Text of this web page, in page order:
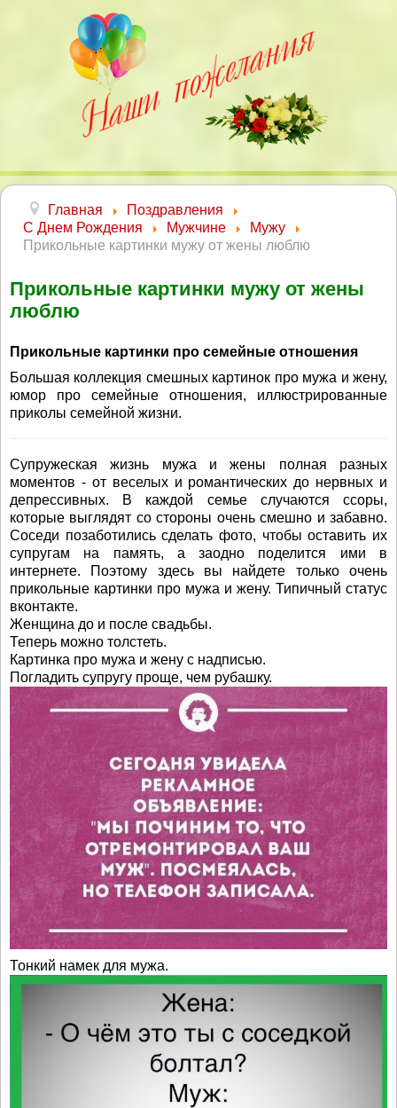
Главная
Поздравления
С Днем Рождения
Мужчине
Мужу
Прикольные картинки мужу от жены люблю
Прикольные картинки мужу от жены
люблю
Прикольные картинки про семейные отношения
Большая коллекция смешных картинок про мужа и жену,
юмор про семейные отношения, иллюстрированные
приколы семейной жизни.
Супружеская жизнь мужа и жены полная разных
моментов - от веселых и романтических до нервных и
депрессивных. В каждой семье случаются ссоры,
которые выглядят со стороны очень смешно и забавно.
Соседи позаботились сделать фото, чтобы оставить их
супругам на память, а заодно поделится ими в
интернете. Поэтому здесь вы найдете только очень
прикольные картинки про мужа и жену. Типичный статус
вконтакте.
Женщина до и после свадьбы.
Теперь можно толстеть.
Картинка про мужа и жену с надписью.
Погладить супругу проще, чем рубашку.
Тонкий намек для мужа.